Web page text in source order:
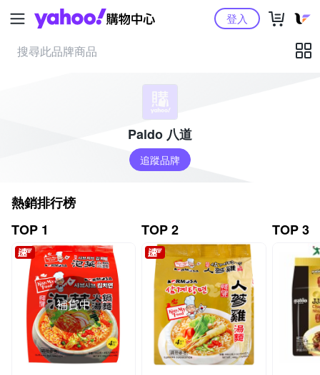
Yahoo購物中心登入
Paldo 八道
追蹤品牌
熱銷排行榜
TOP 1
補貨中
TOP 2 TOP 3